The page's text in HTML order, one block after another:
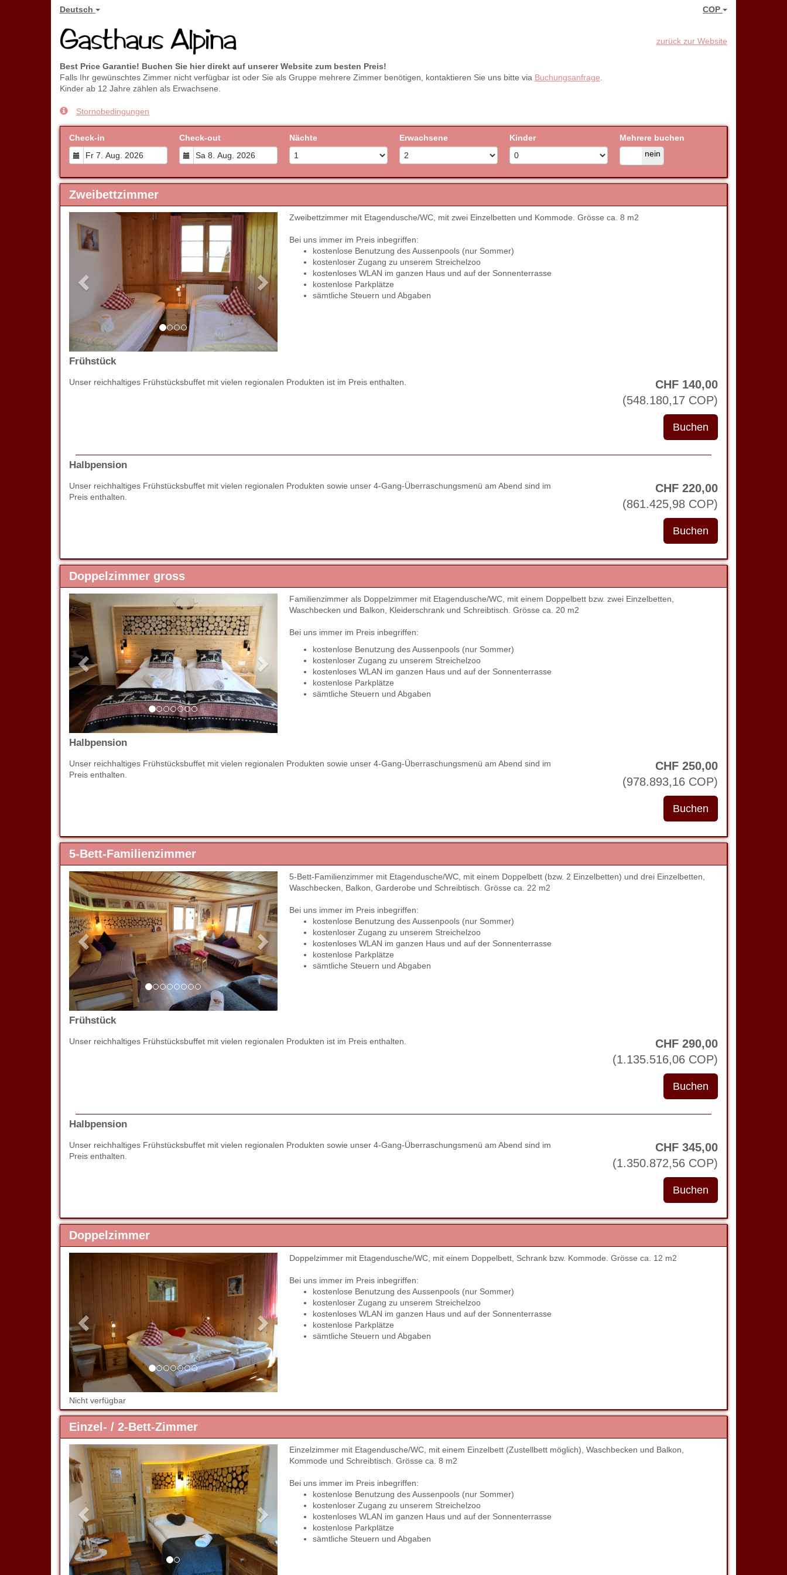
Deutsch COP
zurück zur Website
Best Price Garantie! Buchen Sie hier direkt auf unserer Website zum besten Preis!
Falls Ihr gewünschtes Zimmer nicht verfügbar ist oder Sie als Gruppe mehrere Zimmer benötigen, kontaktieren Sie uns bitte via Buchungsanfrage
Kinder ab 12 Jahre zählen als Erwachsene.
Stornobedingungen
Check-in Check-out Nächte Erwachsene Kinder
Mehrere buchen
nein
Zweibettzimmer
Previous
Next Zweibettzimmer mit Etagendusche/WC, mit zwei Einzelbetten und Kommode. Grösse ca. 8 m2
Bei uns immer im Preis inbegriffen:
kostenlose Benutzung des Aussenpools (nur Sommer)
kostenloser Zugang zu unserem Streichelzoo
kostenloses WLAN im ganzen Haus und auf der Sonnenterrasse
kostenlose Parkplätze
sämtliche Steuern und Abgaben
Frühstück
Unser reichhaltiges Frühstücksbuffet mit vielen regionalen Produkten ist im Preis enthalten. CHF 140,00
(548.180,17 COP)
Halbpension
Unser reichhaltiges Frühstücksbuffet mit vielen regionalen Produkten sowie unser 4-Gang-Überraschungsmenü am Abend sind im
Preis enthalten.
CHF 220,00
(861.425,98 COP)
Doppelzimmer gross
Previous
Familienzimmer als Doppelzimmer mit Etagendusche/WC, mit einem Doppelbett bzw. zwei Einzelbetten,
Waschbecken und Balkon, Kleiderschrank und Schreibtisch. Grösse ca. 20 m2
Bei uns immer im Preis inbegriffen:
kostenlose Benutzung des Aussenpools (nur Sommer)
kostenloser Zugang zu unserem Streichelzoo
kostenloses WLAN im ganzen Haus und auf der Sonnenterrasse
kostenlose Parkplätze
sämtliche Steuern und Abgaben
Halbpension
Unser reichhaltiges Frühstücksbuffet mit vielen regionalen Produkten sowie unser 4-Gang-Überraschungsmenü am Abend sind im
Preis enthalten.
CHF 250,00
(978.893,16 COP)
5-Bett-Familienzimmer
Previous
Next
5-Bett-Familienzimmer mit Etagendusche/WC, mit einem Doppelbett (bzw. 2 Einzelbetten) und drei Einzelbetten,
Waschbecken, Balkon, Garderobe und Schreibtisch. Grösse ca. 22 m2
Bei uns immer im Preis inbegriffen:
kostenlose Benutzung des Aussenpools (nur Sommer)
kostenloser Zugang zu unserem Streichelzoo
kostenloses WLAN im ganzen Haus und auf der Sonnenterrasse
kostenlose Parkplätze
sämtliche Steuern und Abgaben
Frühstück
Unser reichhaltiges Frühstücksbuffet mit vielen regionalen Produkten ist im Preis enthalten. CHF 290,00
(1.135.516,06 COP)
Halbpension
Unser reichhaltiges Frühstücksbuffet mit vielen regionalen Produkten sowie unser 4-Gang-Überraschungsmenü am Abend sind im
Preis enthalten.
CHF 345,00
(1.350.872,56 COP)
Doppelzimmer
Next Doppelzimmer mit Etagendusche/WC, mit einem Doppelbett, Schrank bzw. Kommode. Grösse ca. 12 m2
Bei uns immer im Preis inbegriffen:
kostenlose Benutzung des Aussenpools (nur Sommer)
kostenloser Zugang zu unserem Streichelzoo
kostenloses WLAN im ganzen Haus und auf der Sonnenterrasse
kostenlose Parkplätze
sämtliche Steuern und Abgaben
Nicht verfügbar
Einzel- / 2-Bett-Zimmer
Previous
Next
Einzelzimmer mit Etagendusche/WC, mit einem Einzelbett (Zustellbett möglich), Waschbecken und Balkon,
Kommode und Schreibtisch. Grösse ca. 8 m2
Bei uns immer im Preis inbegriffen:
kostenlose Benutzung des Aussenpools (nur Sommer)
kostenloser Zugang zu unserem Streichelzoo
kostenloses WLAN im ganzen Haus und auf der Sonnenterrasse
kostenlose Parkplätze
sämtliche Steuern und Abgaben